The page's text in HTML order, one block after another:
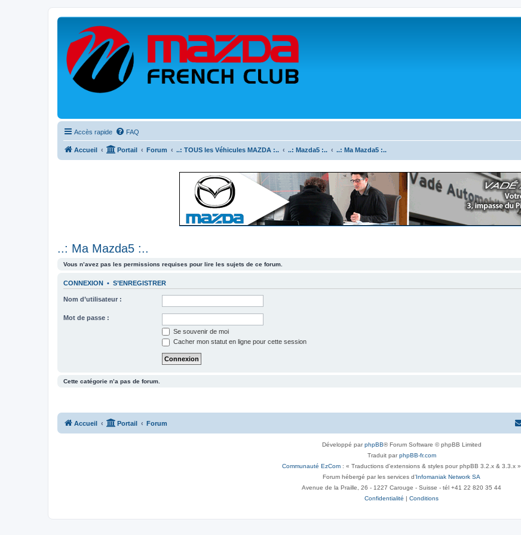
Accès rapide FAQ
Accueil Portail Forum ..: TOUS les Véhicules MAZDA :.. ..: Mazda5 :.. ..: Ma Mazda5 :..
..: Ma Mazda5 :..
Vous n’avez pas les permissions requises pour lire les sujets de ce forum.
CONNEXION • S’ENREGISTRER
Nom d’utilisateur :
Mot de passe :
Se souvenir de moi
Cacher mon statut en ligne pour cette session
Cette catégorie n’a pas de forum.
Accueil Portail Forum
Développé parphpBB® Forum Software © phpBB Limited
Traduit parphpBB-fr.com
Communauté EzCom : « Traductions d'extensions & styles pour phpBB 3.2.x & 3.3.x »
Forum hébergé par les services d’Infomaniak Network SA
Avenue de la Praille, 26 - 1227 Carouge - Suisse - tél +41 22 820 35 44
Confidentialité | Conditions